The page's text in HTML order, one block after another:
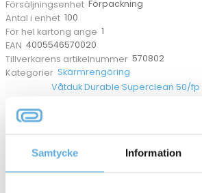
Samtycke Information
Försäljningsenhet Förpackning
Antal i enhet 100
För hel kartong ange 1
EAN 4005546570020
Tillverkarens artikelnummer 570802
Kategorier Skärmrengöring
Våtduk Durable Superclean 50/fp
136,25